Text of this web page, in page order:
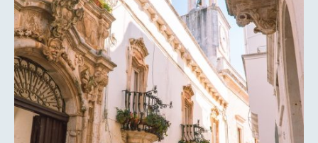
doliny
Valle
d’Itria